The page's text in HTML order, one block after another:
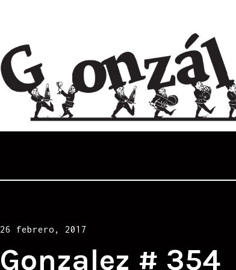
Posted
26 febrero, 2017
Gonzalez # 354